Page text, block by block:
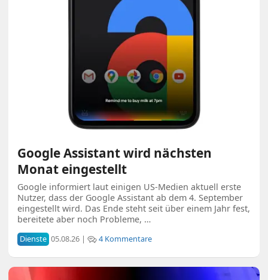
Google Assistant wird nächsten
Monat eingestellt
Google informiert laut einigen US-Medien aktuell erste
Nutzer, dass der Google Assistant ab dem 4. September
eingestellt wird. Das Ende steht seit über einem Jahr fest,
bereitete aber noch Probleme, …
Dienste 05.08.26 | 4 Kommentare